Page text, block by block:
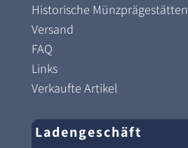
Historische Münzprägestätten
Versand
FAQ
Links
Verkaufte Artikel
Ladengeschäft